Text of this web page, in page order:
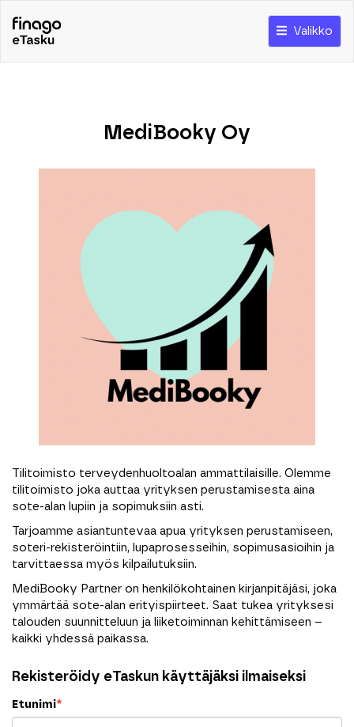
Valikko
MediBooky Oy
Tilitoimisto terveydenhuoltoalan ammattilaisille. Olemme
tilitoimisto joka auttaa yrityksen perustamisesta aina
sote-alan lupiin ja sopimuksiin asti.
Tarjoamme asiantuntevaa apua yrityksen perustamiseen,
soteri-rekisteröintiin, lupaprosesseihin, sopimusasioihin ja
tarvittaessa myös kilpailutuksiin.
MediBooky Partner on henkilökohtainen kirjanpitäjäsi, joka
ymmärtää sote-alan erityispiirteet. Saat tukea yrityksesi
talouden suunnitteluun ja liiketoiminnan kehittämiseen –
kaikki yhdessä paikassa.
Rekisteröidy eTaskun käyttäjäksi ilmaiseksi
Etunimi*